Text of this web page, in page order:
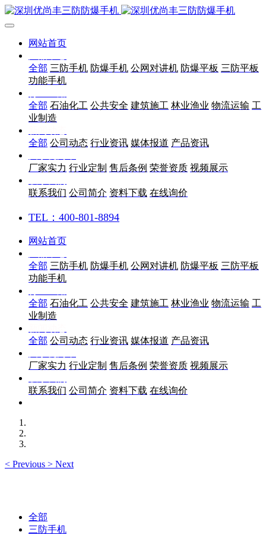
网站首页
全部 三防手机 防爆手机 公网对讲机 防爆平板 三防平板
功能手机
全部 石油化工 公共安全 建筑施工 林业渔业 物流运输 工
业制造
全部 公司动态 行业资讯 媒体报道 产品资讯
厂家实力 行业定制 售后条例 荣誉资质 视频展示
联系我们 公司简介 资料下载 在线询价
TEL：400-801-8894
网站首页
全部 三防手机 防爆手机 公网对讲机 防爆平板 三防平板
功能手机
全部 石油化工 公共安全 建筑施工 林业渔业 物流运输 工
业制造
全部 公司动态 行业资讯 媒体报道 产品资讯
厂家实力 行业定制 售后条例 荣誉资质 视频展示
联系我们 公司简介 资料下载 在线询价
< Previous > Next
全部
三防手机